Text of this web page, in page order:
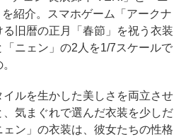
紹介。スマホゲーム「アークナ
旧暦の正月「春節」を祝う衣装
ニェン」の2人を1/7スケールで
ルを生かした美しさを両立させ
気まぐれで選んだ衣装を少しだ
ン」の衣装は、彼女たちの性格